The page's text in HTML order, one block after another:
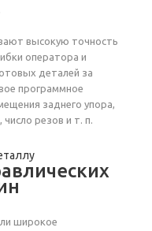
высокую точность
оператора и
деталей за
программное
заднего упора,
резов и т. п.
широкое